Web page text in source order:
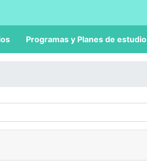
Programas y Planes de estudio